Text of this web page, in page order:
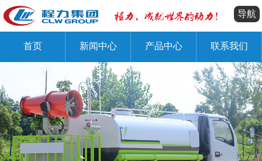
导航
首页 新闻中心 产品中心 联系我们